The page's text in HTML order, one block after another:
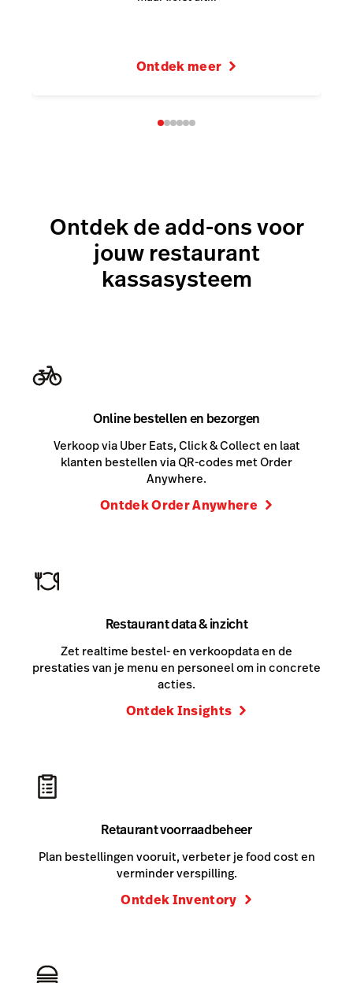
Ontdek meer
Ontdek de add-ons voor
jouw restaurant
kassasysteem
Online bestellen en bezorgen
Verkoop via Uber Eats, Click & Collect en laat
klanten bestellen via QR-codes met Order
Anywhere.
Ontdek Order Anywhere
Restaurant data & inzicht
Zet realtime bestel- en verkoopdata en de
prestaties van je menu en personeel om in concrete
acties.
Ontdek Insights
Retaurant voorraadbeheer
Plan bestellingen vooruit, verbeter je food cost en
verminder verspilling.
Ontdek Inventory